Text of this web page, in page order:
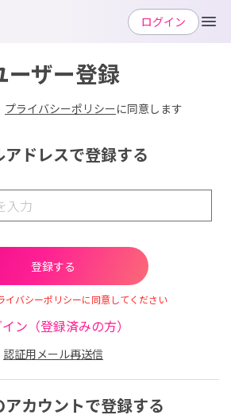
ーザー登録
プライバシーポリシーに同意します
アドレスで登録する
イバシーポリシーに同意してください
ン（登録済みの方）
認証用メール再送信
アカウントで登録する
ログイン